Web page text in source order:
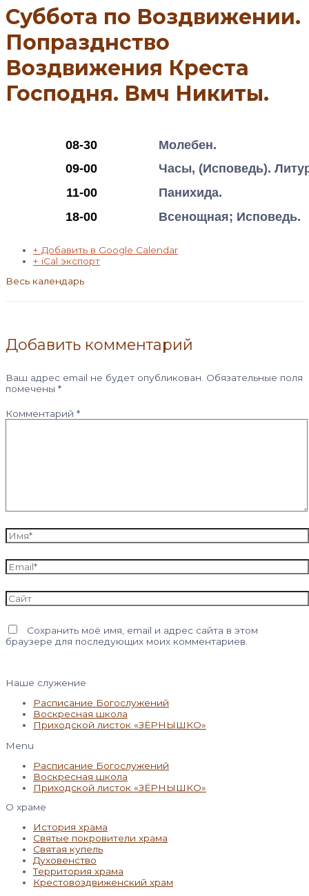
Суббота по Воздвижении.
Попразднство
Воздвижения Креста
Господня. Вмч Никиты.
08-30
09-00
11-00
18-00
Молебен.
Часы, (Исповедь).
Панихида.
Всенощная; Исповедь.
+ Добавить в Google Calendar
+ iCal экспорт
Весь календарь
Добавить комментарий
Ваш адрес email не будет опубликован. Обязательные поля
помечены *
Комментарий *
Имя*
Email*
Сайт
Сохранить моё имя, email и адрес сайта в этом
браузере для последующих моих комментариев.
Наше служение
Расписание Богослужений
Воскресная школа
Приходской листок «ЗЁРНЫШКО»
Menu
Расписание Богослужений
Воскресная школа
Приходской листок «ЗЁРНЫШКО»
О храме
История храма
Святые покровители храма
Святая купель
Духовенство
Территория храма
Крестовоздвиженский храм